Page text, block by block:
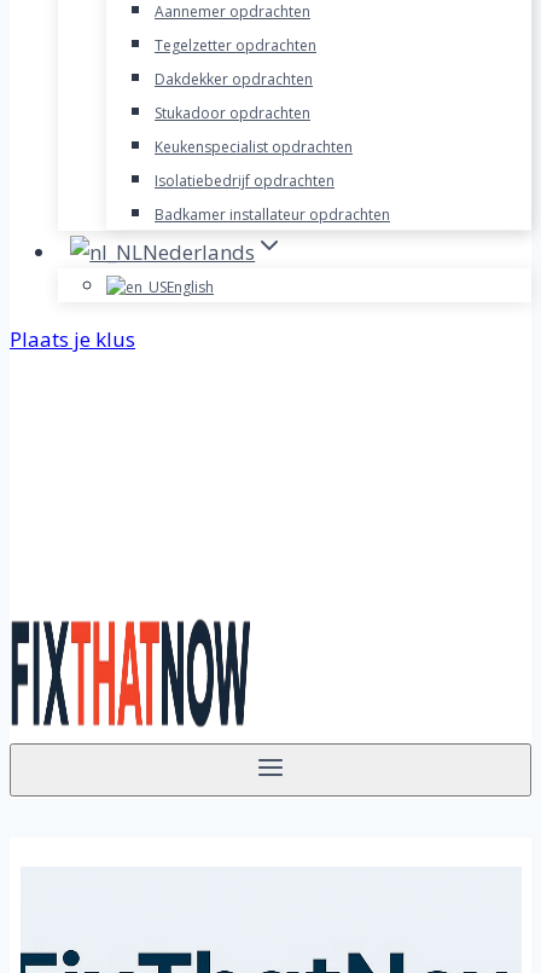
Aannemer opdrachten
Tegelzetter opdrachten
Dakdekker opdrachten
Stukadoor opdrachten
Keukenspecialist opdrachten
Isolatiebedrijf opdrachten
Badkamer installateur opdrachten
Nederlands
English
Plaats je klus